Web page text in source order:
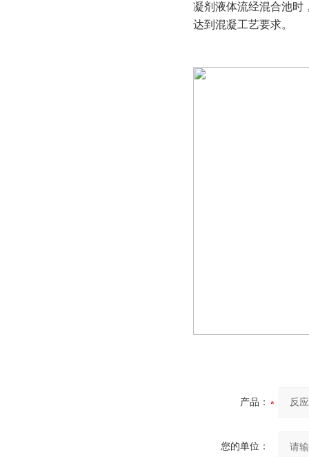
凝剂液体流经混合池时
达到混凝工艺要求。
产品：
您的单位：